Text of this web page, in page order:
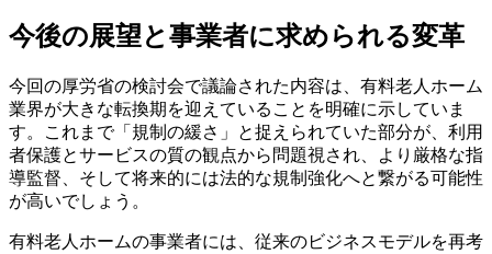
今後の展望と事業者に求められる変革
今回の厚労省の検討会で議論された内容は、有料老人ホーム
業界が大きな転換期を迎えていることを明確に示していま
す。これまで「規制の緩さ」と捉えられていた部分が、利用
者保護とサービスの質の観点から問題視され、より厳格な指
導監督、そして将来的には法的な規制強化へと繋がる可能性
が高いでしょう。
有料老人ホームの事業者には、従来のビジネスモデルを再考